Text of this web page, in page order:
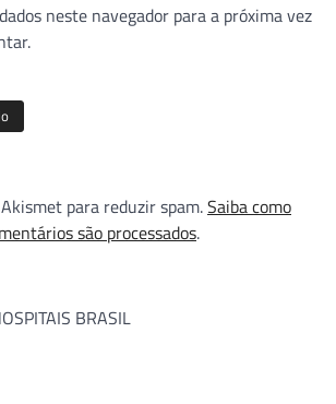
neste navegador para a próxima vez
para reduzir spam.Saiba como
são processados.
BRASIL